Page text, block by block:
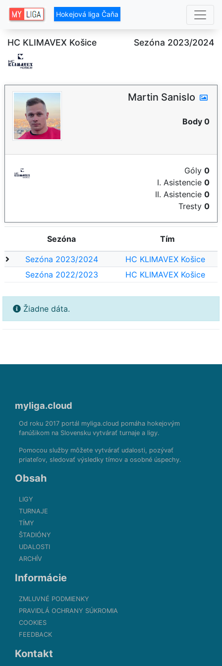
Hokejová liga Čaňa
HC KLIMAVEX Košice Sezóna 2023/2024
Martin Sanislo
Body 0
Góly 0
I. Asistencie 0
II. Asistencie 0
Tresty 0
Sezóna Tím
Sezóna 2023/2024
HC KLIMAVEX Košice
Sezóna 2022/2023
HC KLIMAVEX Košice
Žiadne dáta.
myliga.cloud
Od roku 2017 portál myliga.cloud pomáha hokejovým
fanúšikom na Slovensku vytvárať turnaje a ligy.
Pomocou služby môžete vytvárať udalosti, pozývať
priateľov, sledovať výsledky tímov a osobné úspechy.
Obsah
LIGY
TURNAJE
TÍMY
ŠTADIÓNY
UDALOSTI
ARCHÍV
Informácie
ZMLUVNÉ PODMIENKY
PRAVIDLÁ OCHRANY SÚKROMIA
COOKIES
FEEDBACK
Kontakt